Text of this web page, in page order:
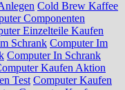
Cold Brew Kaffee
Componenten
Einzelteile Kaufen
Schrank Computer Im
Computer In Schrank
Kaufen Aktion
Test Computer Kaufen